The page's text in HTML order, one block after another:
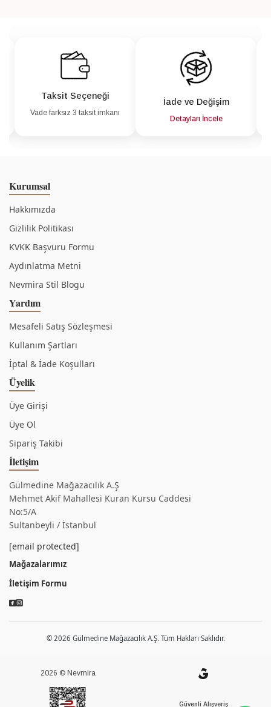
Taksit Seçeneği
Vade farksız 3 taksit imkanı
İade ve Değişim
Detayları İncele
Kurumsal
Hakkımızda
Gizlilik Politikası
KVKK Başvuru Formu
Aydınlatma Metni
Nevmira Stil Blogu
Yardım
Mesafeli Satış Sözleşmesi
Kullanım Şartları
İptal & İade Koşulları
Üyelik
Üye Girişi
Üye Ol
Sipariş Takibi
İletişim
Gülmedine Mağazacılık A.Ş
Mehmet Akif Mahallesi Kuran Kursu Caddesi
No:5/A
Sultanbeyli / İstanbul
[email protected]
Mağazalarımız
İletişim Formu
© 2026 Gülmedine Mağazacılık A.Ş. Tüm Hakları Saklıdır.
2026 © Nevmira
Güvenli Alışveriş